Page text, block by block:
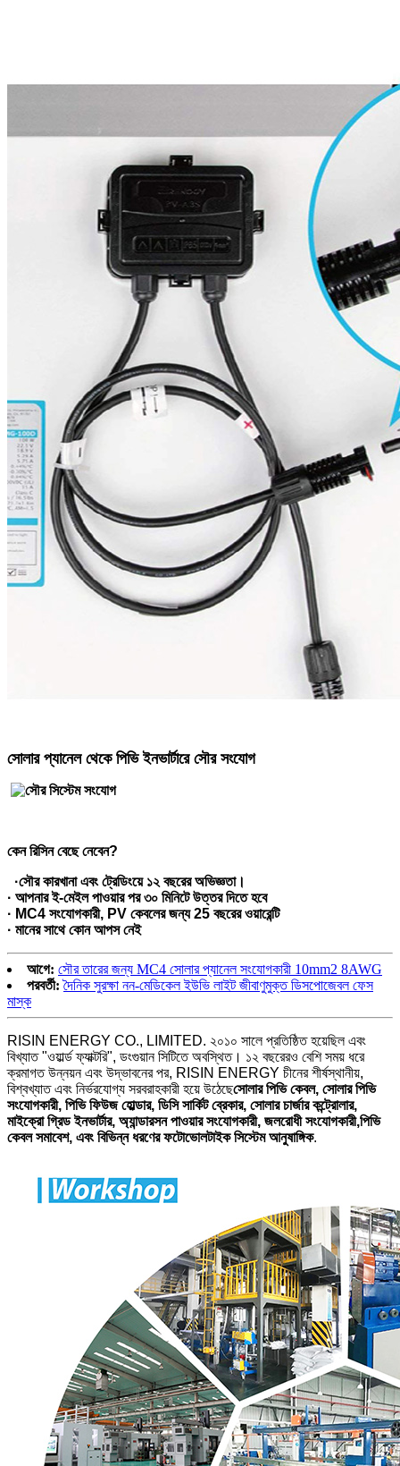
সোলার প্যানেল থেকে পিভি ইনভার্টারে সৌর সংযোগ
কেন রিসিন বেছে নেবেন?
·সৌর কারখানা এবং ট্রেডিংয়ে ১২ বছরের অভিজ্ঞতা।
· আপনার ই-মেইল পাওয়ার পর ৩০ মিনিটে উত্তর দিতে হবে
· MC4 সংযোগকারী, PV কেবলের জন্য 25 বছরের ওয়ারেন্টি
· মানের সাথে কোন আপস নেই
আগে: সৌর তারের জন্য MC4 সোলার প্যানেল সংযোগকারী 10mm2 8AWG
পরবর্তী: দৈনিক সুরক্ষা নন-মেডিকেল ইউভি লাইট জীবাণুমুক্ত ডিসপোজেবল ফেস
মাস্ক
RISIN ENERGY CO., LIMITED. ২০১০ সালে প্রতিষ্ঠিত হয়েছিল এবং
বিখ্যাত "ওয়ার্ল্ড ফ্যাক্টরি", ডংগুয়ান সিটিতে অবস্থিত। ১২ বছরেরও বেশি সময় ধরে
ক্রমাগত উন্নয়ন এবং উদ্ভাবনের পর, RISIN ENERGY চীনের শীর্ষস্থানীয়,
বিশ্বখ্যাত এবং নির্ভরযোগ্য সরবরাহকারী হয়ে উঠেছেসোলার পিভি কেবল, সোলার পিভি
সংযোগকারী, পিভি ফিউজ হোল্ডার, ডিসি সার্কিট ব্রেকার, সোলার চার্জার কন্ট্রোলার,
মাইক্রো গ্রিড ইনভার্টার, অ্যান্ডারসন পাওয়ার সংযোগকারী, জলরোধী সংযোগকারী,পিভি
কেবল সমাবেশ, এবং বিভিন্ন ধরণের ফটোভোলটাইক সিস্টেম আনুষাঙ্গিক.